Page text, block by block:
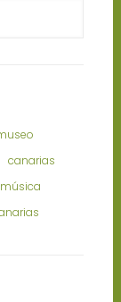
canarias
música